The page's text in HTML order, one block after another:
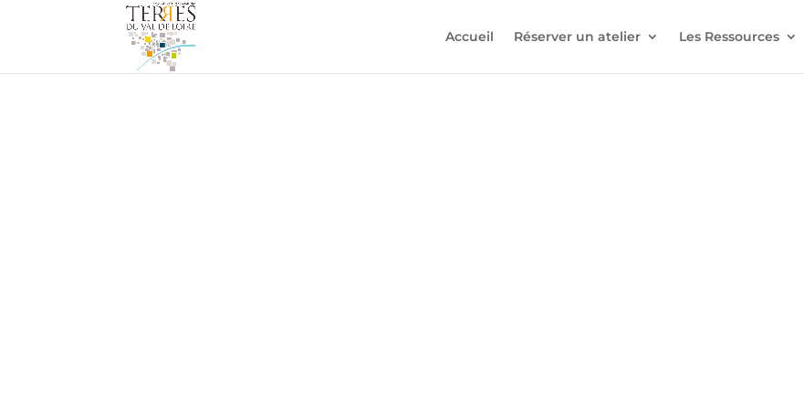
Accueil Réserver un atelier Les Ressources